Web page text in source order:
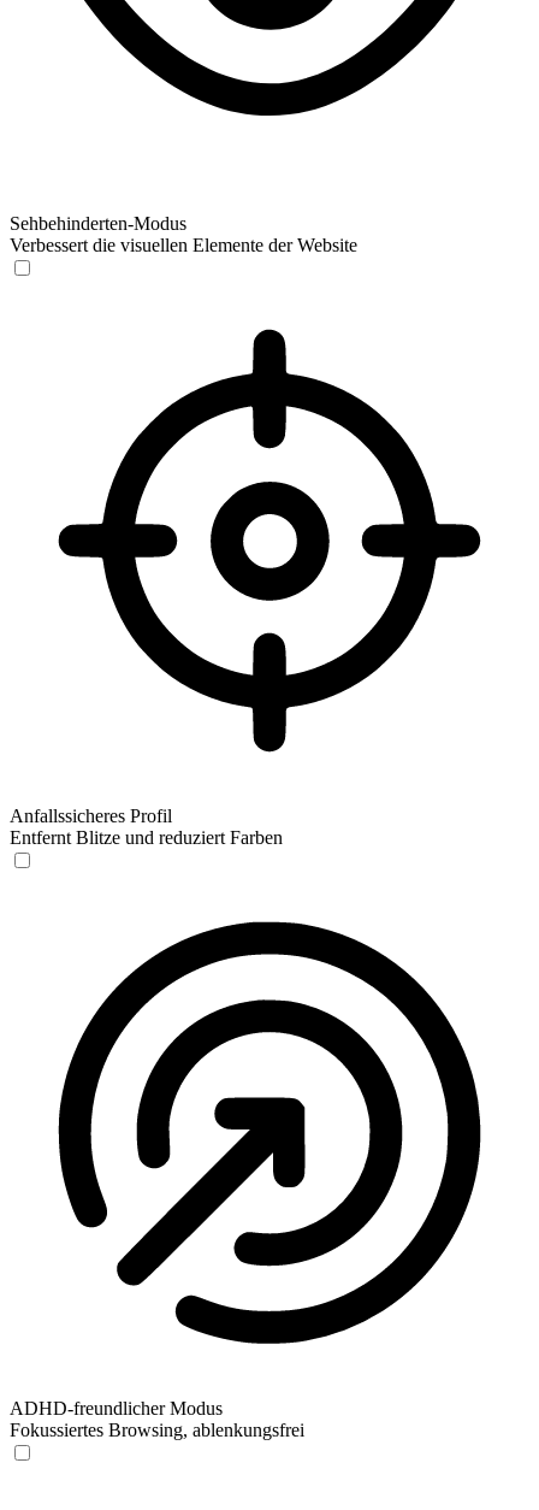
Sehbehinderten-Modus
Verbessert die visuellen Elemente der Website
Anfallssicheres Profil
Entfernt Blitze und reduziert Farben
ADHD-freundlicher Modus
Fokussiertes Browsing, ablenkungsfrei